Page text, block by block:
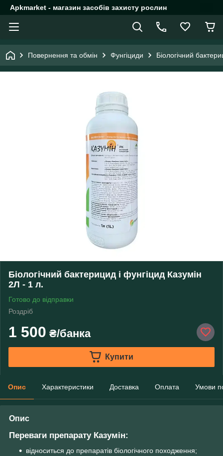
Apkmarket - магазин засобів захисту рослин
Повернення та обмін Фунгіциди Біологічний
Біологічний бактерицид і фунгіцид Казумін
2Л - 1 л.
Готово до відправки
Роздріб
1 500 ₴/банка
Купити
Опис Характеристики Доставка Оплата Умови
Опис
Переваги препарату Казумін:
відноситься до препаратів біологічного походження;